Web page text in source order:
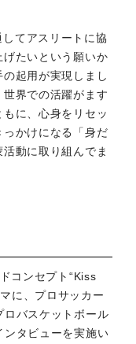
てアスリートに協
たいという願いか
起用が実現しまし
界での活躍がます
に、心身をリセッ
っかけになる「身だ
動に取り組んでま
コンセプト“Kiss
に、プロサッカー
ロバスケットボール
ンタビューを実施い